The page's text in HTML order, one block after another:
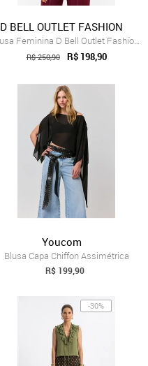
D BELL OUTLET FASHION
Blusa Feminina D Bell Outlet Fashion Rom...
R$ 250,90 R$ 198,90
Youcom
Blusa Capa Chiffon Assimétrica
R$ 199,90
-30%